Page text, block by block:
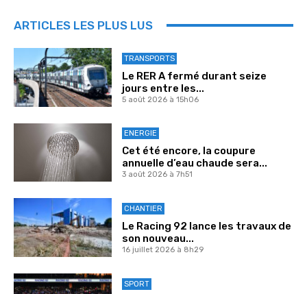
ARTICLES LES PLUS LUS
TRANSPORTS
Le RER A fermé durant seize
jours entre les...
5 août 2026 à 15h06
ENERGIE
Cet été encore, la coupure
annuelle d’eau chaude sera...
3 août 2026 à 7h51
CHANTIER
Le Racing 92 lance les travaux de
son nouveau...
16 juillet 2026 à 8h29
SPORT